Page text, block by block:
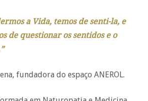
a Vida, temos de senti-la, e
de questionar os sentidos e o
fundadora do espaço ANEROL.